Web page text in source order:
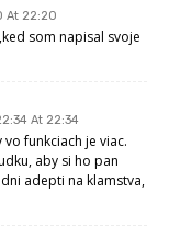
At 22:20
som napisal svoje
At 22:34
vo funkciach je viac.
aby si ho pan
adepti na klamstva,